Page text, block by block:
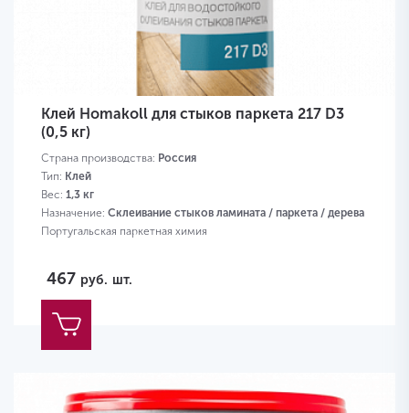
Клей Homakoll для стыков паркета 217 D3
(0,5 кг)
Страна производства: Россия
Тип: Клей
Вес: 1,3 кг
Назначение: Склеивание стыков ламината / паркета / дерева
Португальская паркетная химия
467 руб. шт.